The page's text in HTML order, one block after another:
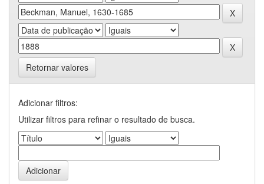
Retornar valores
Adicionar filtros:
Utilizar filtros para refinar o resultado de busca.